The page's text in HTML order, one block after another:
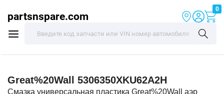
partsnspare.com
0
Great%20Wall 5306350XKU62A2H
Смазка универсальная пластика Great%20Wall аэр